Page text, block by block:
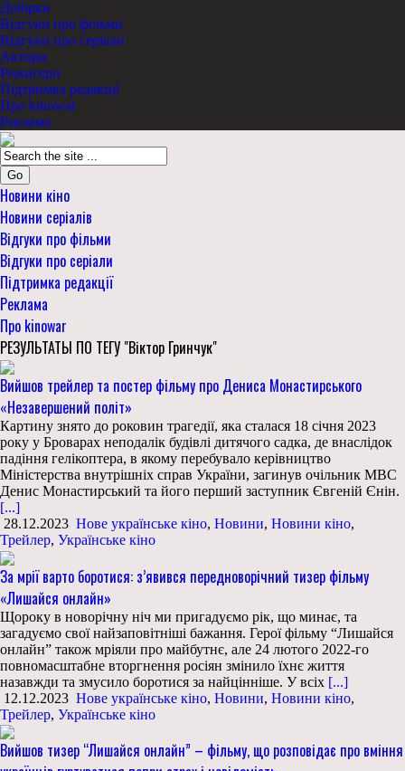
Добірки
Відгуки про фільми
Відгуки про серіали
Актори
Режисери
Підтримка редакції
Про kinowar
Реклама
Go
Новини кіно
Новини серіалів
Відгуки про фільми
Відгуки про серіали
Підтримка редакції
Реклама
Про kinowar
РЕЗУЛЬТАТЫ ПО ТЕГУ "Віктор Гринчук"
Вийшов трейлер та постер фільму про Дениса Монастирського
«Незавершений політ»
Картину знято до роковин трагедії, яка сталася 18 січня 2023
року у Броварах неподалік будівлі дитячого садка, де внаслідок
падіння гелікоптера, в якому перебувало керівництво
Міністерства внутрішніх справ України, загинув очільник МВС
Денис Монастирський та його перший заступник Євгеній Єнін.
[...]
28.12.2023 Нове українське кіно, Новини, Новини кіно,
Трейлер, Українське кіно
За мрії варто боротися: з’явився передноворічний тизер фільму
«Лишайся онлайн»
Щороку в новорічну ніч ми пригадуємо рік, що минає, та
загадуємо свої найзаповітніші бажання. Герої фільму “Лишайся
онлайн” також мріяли про майбутнє, але 24 лютого 2022-го
повномасштабне вторгнення росіян змінило їхнє життя
назавжди та змусило боротися за найцінніше. У всіх [...]
12.12.2023 Нове українське кіно, Новини, Новини кіно,
Трейлер, Українське кіно
Вийшов тизер “Лишайся онлайн” – фільму, що розповідає про вміння